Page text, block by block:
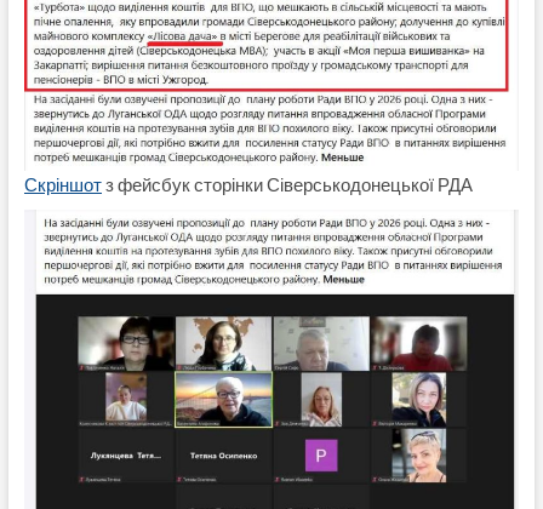
Скріншотз фейсбук сторінки Сіверськодонецької РДА